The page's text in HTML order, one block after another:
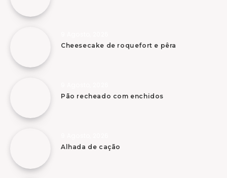
Cheesecake de roquefort e pêra
Pão recheado com enchidos
Alhada de cação